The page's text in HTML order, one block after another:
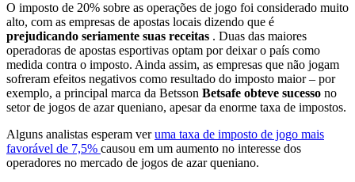
O imposto de 20% sobre as operações de jogo foi considerado muito
alto, com as empresas de apostas locais dizendo que é
prejudicando seriamente suas receitas . Duas das maiores
operadoras de apostas esportivas optam por deixar o país como
medida contra o imposto. Ainda assim, as empresas que não jogam
sofreram efeitos negativos como resultado do imposto maior – por
exemplo, a principal marca da Betsson Betsafe obteve sucesso no
setor de jogos de azar queniano, apesar da enorme taxa de impostos.
Alguns analistas esperam veruma taxa de imposto de jogo mais
favorável de 7,5% causou em um aumento no interesse dos
operadores no mercado de jogos de azar queniano.